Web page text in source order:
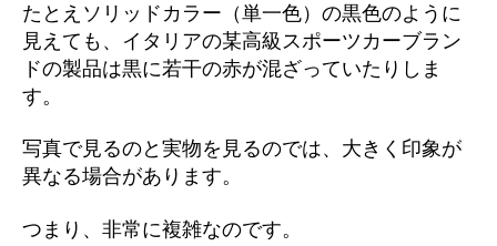
たとえソリッドカラー（単一色）の黒色のように
見えても、イタリアの某高級スポーツカーブラン
ドの製品は黒に若干の赤が混ざっていたりしま
す。
写真で見るのと実物を見るのでは、大きく印象が
異なる場合があります。
つまり、非常に複雑なのです。